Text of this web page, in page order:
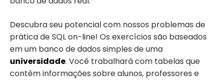
Descubra seu potencial com nossos problemas de
prática de SQL on-line! Os exercícios são baseados
em um banco de dados simples de uma
universidade. Você trabalhará com tabelas que
contêm informações sobre alunos, professores e